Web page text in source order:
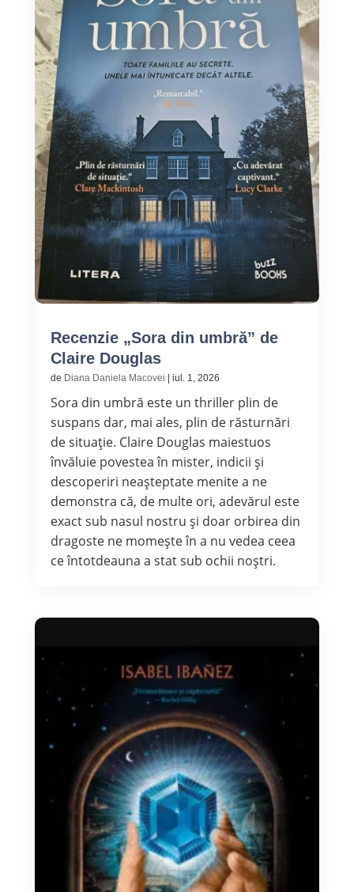
Recenzie „Sora din umbră” de
Claire Douglas
de Diana Daniela Macovei | iul. 1, 2026
Sora din umbră este un thriller plin de
suspans dar, mai ales, plin de răsturnări
de situație. Claire Douglas maiestuos
învăluie povestea în mister, indicii și
descoperiri neașteptate menite a ne
demonstra că, de multe ori, adevărul este
exact sub nasul nostru și doar orbirea din
dragoste ne momește în a nu vedea ceea
ce întotdeauna a stat sub ochii noștri.